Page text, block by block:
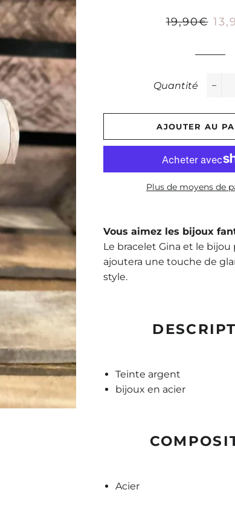
Prix
19,90€ Prix
Quantité
AJOUTER AU
Plus de moyens de
Vous aimez les bijoux
Le bracelet Gina et le bijou
ajoutera une touche de
style.
Teinte argent
bijoux en acier
Acier